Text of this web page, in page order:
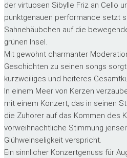
der virtuosen Sibylle Friz an Cello
punktgenauen performance setzt
Sahnehäubchen auf die
grünen Insel.
Mit gewohnt charmanter
Geschichten zu seinen songs
kurzweiliges und heiteres
In einem Meer von Kerzen
mit einem Konzert, das in seinen
die Zuhörer auf das Kommen des
vorweihnachtliche Stimmung
Glühweinseligkeit verspricht.
Ein sinnlicher Konzertgenuss für